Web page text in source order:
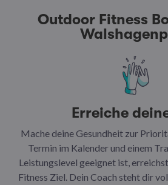
Outdoor Fitness
Erreiche
Mache deine Gesundheit zur
Termin im Kalender und einem
Leistungslevel geeignet ist,
Fitness Ziel. Dein Coach steht dir